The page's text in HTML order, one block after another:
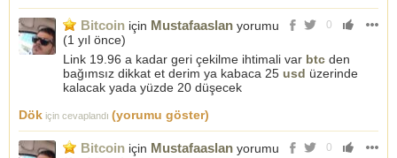
0
Bitcoin için Mustafaaslan yorumu
(1 yıl önce)
Link 19.96 a kadar geri çekilme ihtimali var btc den
bağımsız dikkat et derim ya kabaca 25 usd üzerinde
kalacak yada yüzde 20 düşecek
Dök için cevaplandı (yorumu göster)
0
Bitcoin için Mustafaaslan yorumu